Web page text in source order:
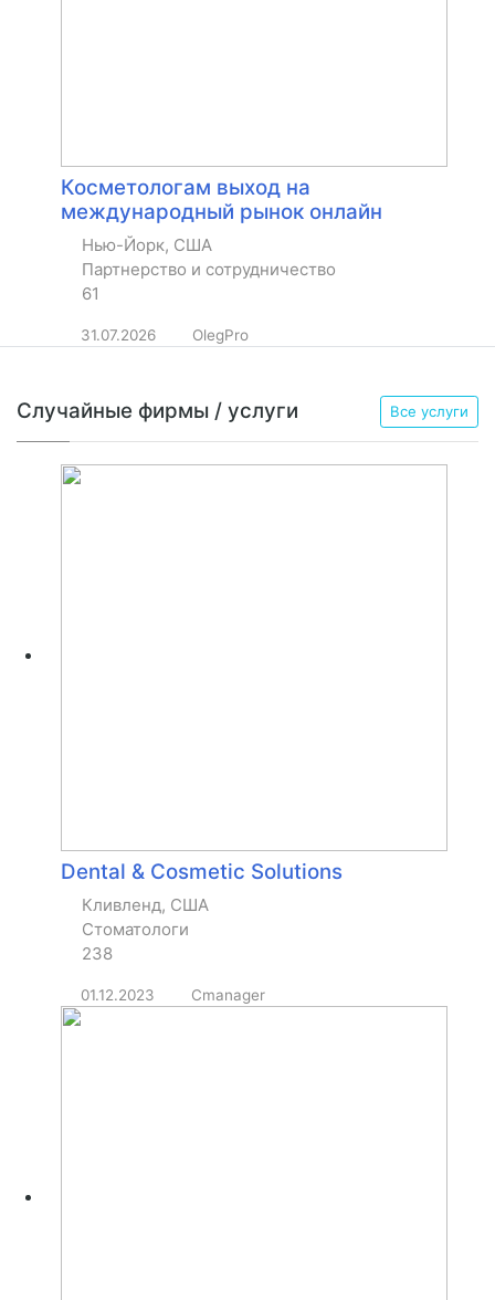
Косметологам выход на
международный рынок онлайн
Нью-Йорк, США
Партнерство и сотрудничество
61
31.07.2026 OlegPro
Случайные фирмы / услуги Все услуги
Dental & Cosmetic Solutions
Кливленд, США
Стоматологи
238
01.12.2023 Cmanager